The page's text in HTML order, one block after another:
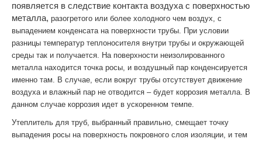
появляется в следствие контакта воздуха с поверхностью
металла, разогретого или более холодного чем воздух, с
выпадением конденсата на поверхности трубы. При условии
разницы температур теплоносителя внутри трубы и окружающей
среды так и получается. На поверхности неизолированного
металла находится точка росы, и воздушный пар конденсируется
именно там. В случае, если вокруг трубы отсутствует движение
воздуха и влажный пар не отводится – будет коррозия металла. В
данном случае коррозия идет в ускоренном темпе.
Утеплитель для труб, выбранный правильно, смещает точку
выпадения росы на поверхность покровного слоя изоляции, и тем